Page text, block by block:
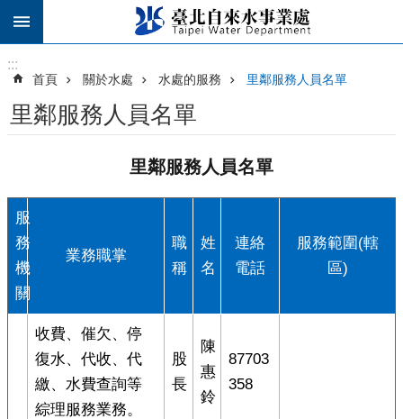
跳到主要內容區塊
:::
首頁 關於水處 水處的服務 里鄰服務人員名單
里鄰服務人員名單
里鄰服務人員名單
服
務
機
關
業務職掌
職
稱
姓
名
連絡
電話
服務範圍(轄
區)
收費、催欠、停
復水、代收、代
繳、水費查詢等
綜理服務業務。
股
長
陳
惠
鈴
87703
358